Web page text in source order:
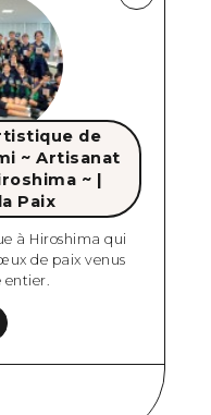
de
~ Artisanat
~ |
Paix
à Hiroshima qui
de paix venus
entier.